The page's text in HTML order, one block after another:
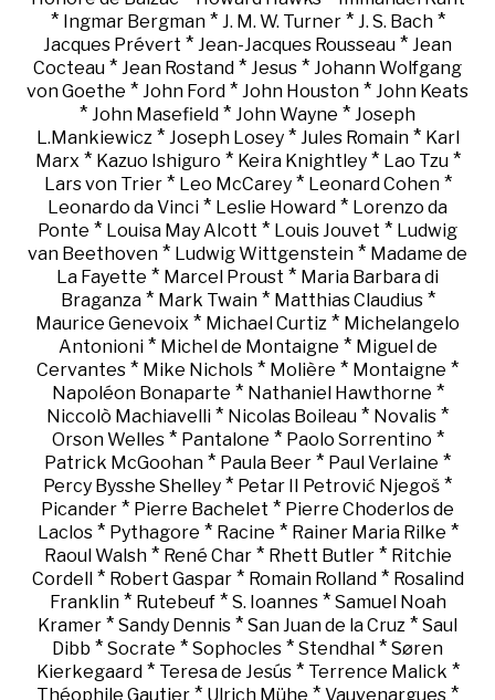
* Ingmar Bergman* J. M. W. Turner* J. S. Bach*
Jacques Prévert * Jean-Jacques Rousseau * Jean
Cocteau * Jean Rostand * Jesus * Johann Wolfgang
von Goethe * John Ford * John Houston * John Keats
* John Masefield * John Wayne * Joseph
L.Mankiewicz* Joseph Losey* Jules Romain* Karl
Marx * Kazuo Ishiguro * Keira Knightley* Lao Tzu*
Lars von Trier* Leo McCarey* Leonard Cohen*
Leonardo da Vinci * Leslie Howard * Lorenzo da
Ponte * Louisa May Alcott * Louis Jouvet * Ludwig
van Beethoven * Ludwig Wittgenstein * Madame de
La Fayette * Marcel Proust * Maria Barbara di
Braganza* Mark Twain* Matthias Claudius*
Maurice Genevoix * Michael Curtiz * Michelangelo
Antonioni* Michel de Montaigne * Miguel de
Cervantes * Mike Nichols * Molière * Montaigne *
Napoléon Bonaparte * Nathaniel Hawthorne *
Niccolò Machiavelli * Nicolas Boileau * Novalis *
Orson Welles* Pantalone * Paolo Sorrentino *
Patrick McGoohan * Paula Beer * Paul Verlaine *
Percy Bysshe Shelley * Petar II Petrović Njegoš *
Picander * Pierre Bachelet * Pierre Choderlos de
Laclos* Pythagore * Racine * Rainer Maria Rilke *
Raoul Walsh* René Char* Rhett Butler* Ritchie
Cordell * Robert Gaspar* Romain Rolland* Rosalind
Franklin* Rutebeuf* S. Ioannes* Samuel Noah
Kramer * Sandy Dennis * San Juan de la Cruz * Saul
Dibb * Socrate * Sophocles * Stendhal * Søren
Kierkegaard* Teresa de Jesús* Terrence Malick *
Théophile Gautier * Ulrich Mühe * Vauvenargues *